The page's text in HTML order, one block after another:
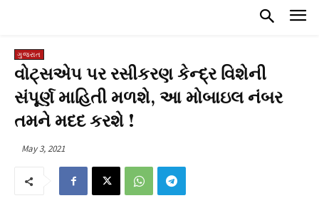
ગુજરાત
વોટ્સએપ પર રસીકરણ કેન્દ્ર વિશેની
સંપૂર્ણ માહિતી મળશે, આ મોબાઇલ નંબર
તમને મદદ કરશે !
May 3, 2021